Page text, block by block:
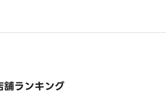
ランキング